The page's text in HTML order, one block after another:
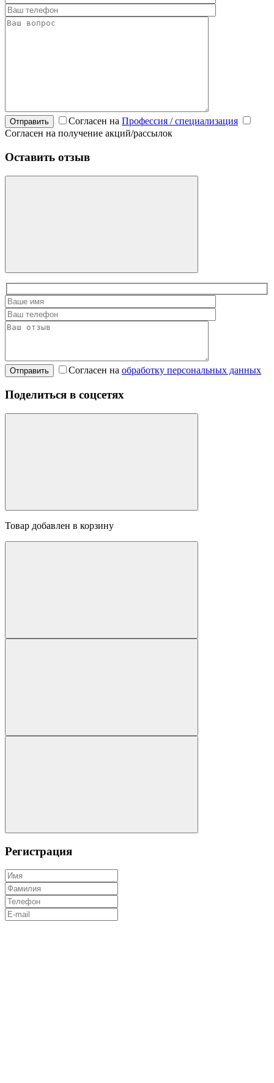
Отправить Согласен на Профессия / специализация
Согласен на получение акций/рассылок
Оставить отзыв
Отправить Согласен на обработку персональных данных
Поделиться в соцсетях
Товар добавлен в корзину
Регистрация